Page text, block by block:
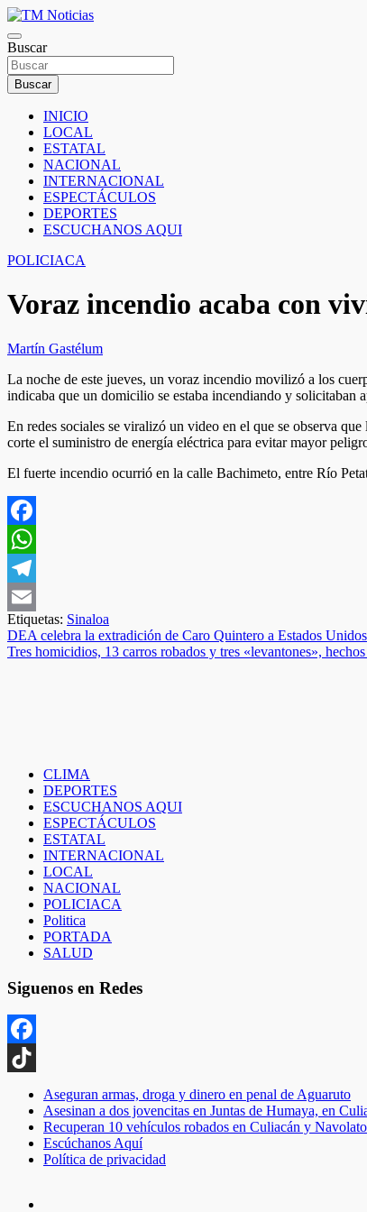
Saltar
al
contenido
TM Noticias
TM Noticias
Buscar
Buscar
INICIO
LOCAL
ESTATAL
NACIONAL
INTERNACIONAL
ESPECTÁCULOS
DEPORTES
ESCUCHANOS AQUI
POLICIACA
Voraz incendio acaba con
Martín Gastélum
La noche de este jueves, un voraz incendio movilizó a los
indicaba que un domicilio se estaba incendiando y solicitaban
En redes sociales se viralizó un video en el que se observa
corte el suministro de energía eléctrica para evitar mayor
El fuerte incendio ocurrió en la calle Bachimeto, entre Río
Facebook
WhatsApp
Telegram
Email
Etiquetas: Sinaloa
Navegación
de
DEA celebra la extradición de Caro Quintero a Estados Unidos
Tres homicidios, 13 carros robados y tres «levantones»,
CLIMA
DEPORTES
ESCUCHANOS AQUI
ESPECTÁCULOS
ESTATAL
INTERNACIONAL
LOCAL
NACIONAL
POLICIACA
Politica
PORTADA
SALUD
Siguenos en Redes
Facebook
TikTok
Aseguran armas, droga y dinero en penal de Aguaruto
Asesinan a dos jovencitas en Juntas de Humaya, en
Recuperan 10 vehículos robados en Culiacán y Navolato
Escúchanos Aquí
Política de privacidad